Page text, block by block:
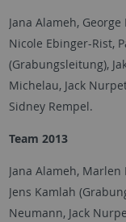
Jana Alameh,
Nicole Ebinger-Rist,
(Grabungsleitung),
Michelau, Jack
Sidney Rempel.
Team 2013
Jana Alameh,
Jens Kamlah
Neumann, Jack